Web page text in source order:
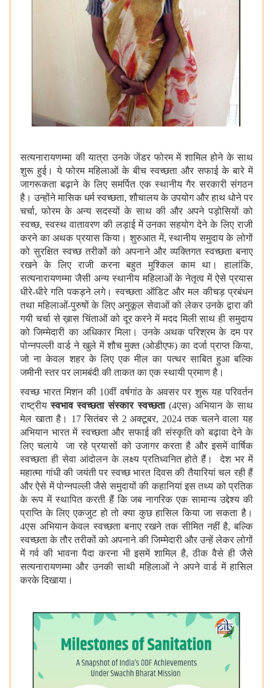
सत्यनारायणम्मा की यात्रा उनके जेंडर फोरम में शामिल होने के साथ
शुरू हुई। ये फोरम महिलाओं के बीच स्वच्छता और सफाई के बारे में
जागरूकता बढ़ाने के लिए समर्पित एक स्थानीय गैर सरकारी संगठन
है। उन्होंने मासिक धर्म स्वच्छता, शौचालय के उपयोग और हाथ धोने पर
चर्चा, फोरम के अन्य सदस्यों के साथ की और अपने पड़ोसियों को
स्वच्छ, स्वस्थ वातावरण की लड़ाई में उनका सहयोग देने के लिए राजी
करने का अथक प्रयास किया। शुरुआत में, स्थानीय समुदाय के लोगों
को सुरक्षित स्वच्छ तरीकों को अपनाने और व्यक्तिगत स्वच्छता बनाए
रखने के लिए राजी करना बहुत मुश्किल काम था। हालांकि,
सत्यनारायणम्मा जैसी अन्य स्थानीय महिलाओं के नेतृत्व में ऐसे प्रयास
धीरे-धीरे गति पकड़ने लगे। स्वच्छता ऑडिट और मल कीचड़ प्रबंधन
तथा महिलाओं-पुरुषों के लिए अनुकूल सेवाओं को लेकर उनके द्वारा की
गयी चर्चा से ख़ास चिंताओं को दूर करने में मदद मिली साथ ही समुदाय
को जिम्मेदारी का अधिकार मिला। उनके अथक परिश्रम के दम पर
पोन्नपल्ली वार्ड ने खुले में शौच मुक्त (ओडीएफ) का दर्जा प्राप्त किया,
जो ना केवल शहर के लिए एक मील का पत्थर साबित हुआ बल्कि
जमीनी स्तर पर लामबंदी की ताकत का एक स्थायी प्रमाण है।
स्वच्छ भारत मिशन की 10वीं वर्षगांठ के अवसर पर शुरू यह परिवर्तन
राष्ट्रीयस्वभाव स्वच्छता संस्कार स्वच्छता(4एस) अभियान के साथ
मेल खाता है। 17 सितंबर से 2 अक्टूबर, 2024 तक चलने वाला यह
अभियान भारत में स्वच्छता और सफाई की संस्कृति को बढ़ावा देने के
लिए चलाये जा रहे प्रयासों को उजागर करता है और इसमें वार्षिक
स्वच्छता ही सेवा आंदोलन के लक्ष्य प्रतिध्वनित होते हैं। देश भर में
महात्मा गांधी की जयंती पर स्वच्छ भारत दिवस की तैयारियां चल रही हैं
और ऐसे में पोन्नपल्ली जैसे समुदायों की कहानियां इस तथ्य को प्रतिक
के रूप में स्थापित करती हैं कि जब नागरिक एक सामान्य उद्देश्य की
प्राप्ति के लिए एकजुट हो तो क्या कुछ हासिल किया जा सकता है।
4एस अभियान केवल स्वच्छता बनाए रखने तक सीमित नहीं है, बल्कि
स्वच्छता के तौर तरीकों को अपनाने की जिम्मेदारी और उन्हें लेकर लोगों
में गर्व की भावना पैदा करना भी इसमें शामिल है, ठीक वैसे ही जैसे
सत्यनारायणम्मा और उनकी साथी महिलाओं ने अपने वार्ड में हासिल
करके दिखाया।